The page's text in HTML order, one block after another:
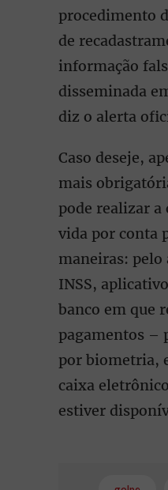
procedimento
de
informação
disseminada
diz o alerta
Caso deseje,
mais
pode realizar a
vida por conta
maneiras:
INSS,
banco em que
pagamentos –
por biometria,
caixa
estiver